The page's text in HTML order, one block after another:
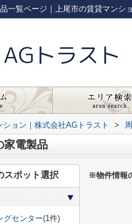
一覧ページ｜上尾市の賃貸マンシ
ョン｜株式会社AGトラスト >
家電製品
※物件情報
スポット選択
グセンター(1件)